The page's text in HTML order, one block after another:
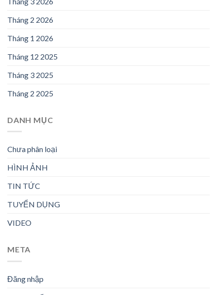
Tháng 2 2026
Tháng 1 2026
Tháng 12 2025
Tháng 3 2025
Tháng 2 2025
DANH MỤC
Chưa phân loại
HÌNH ẢNH
TIN TỨC
TUYỂN DỤNG
VIDEO
META
Đăng nhập